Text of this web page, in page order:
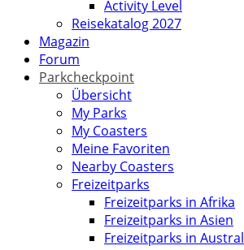
Activity Level
Reisekatalog 2027
Magazin
Forum
Parkcheckpoint
Übersicht
My Parks
My Coasters
Meine Favoriten
Nearby Coasters
Freizeitparks
Freizeitparks in Afrika
Freizeitparks in Asien
Freizeitparks in